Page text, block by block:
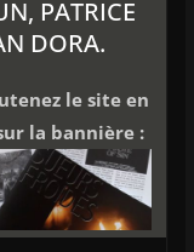
PATRICE
DORA.
le site en
la bannière :